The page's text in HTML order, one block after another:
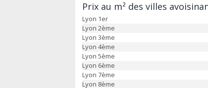
Prix au m² des villes
Lyon 1er
Lyon 2ème
Lyon 3ème
Lyon 4ème
Lyon 5ème
Lyon 6ème
Lyon 7ème
Lyon 8ème